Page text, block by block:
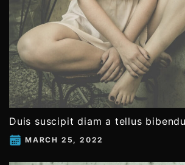
Duis suscipit diam a tellus
MARCH 25, 2022